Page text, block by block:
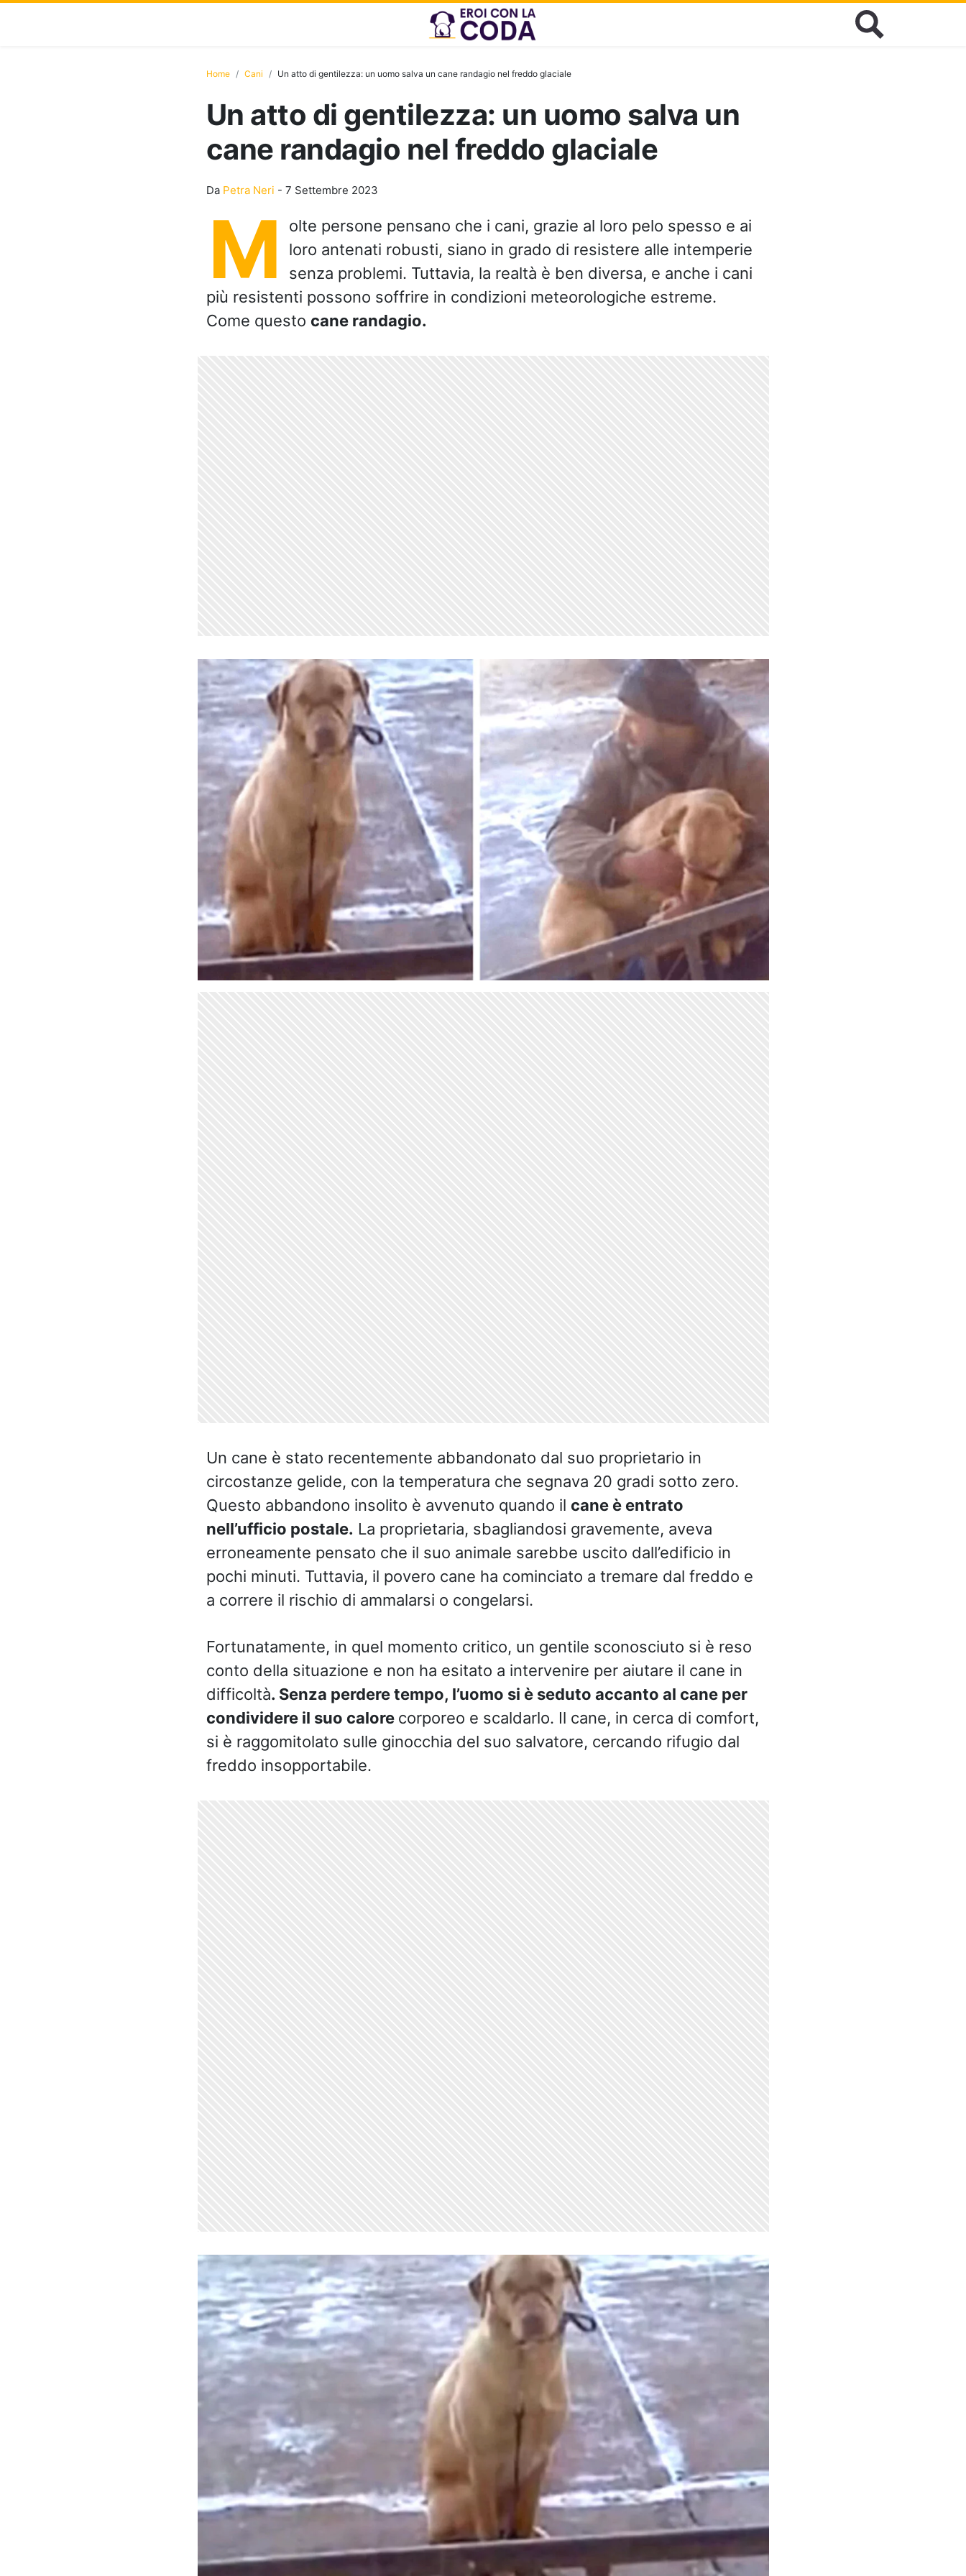
Home Cani Un atto di gentilezza: un uomo salva un cane randagio nel freddo glaciale
Un atto di gentilezza: un uomo salva un
cane randagio nel freddo glaciale
Da Petra Neri - 7 Settembre 2023
M
olte persone pensano che i cani, grazie al loro pelo spesso e ai
loro antenati robusti, siano in grado di resistere alle intemperie
senza problemi. Tuttavia, la realtà è ben diversa, e anche i cani
più resistenti possono soffrire in condizioni meteorologiche estreme.
Come questo cane randagio.
Un cane è stato recentemente abbandonato dal suo proprietario in
circostanze gelide, con la temperatura che segnava 20 gradi sotto zero.
Questo abbandono insolito è avvenuto quando il cane è entrato
nell’ufficio postale. La proprietaria, sbagliandosi gravemente, aveva
erroneamente pensato che il suo animale sarebbe uscito dall’edificio in
pochi minuti. Tuttavia, il povero cane ha cominciato a tremare dal freddo e
a correre il rischio di ammalarsi o congelarsi.
Fortunatamente, in quel momento critico, un gentile sconosciuto si è reso
conto della situazione e non ha esitato a intervenire per aiutare il cane in
difficoltà. Senza perdere tempo, l’uomo si è seduto accanto al cane per
condividere il suo calore corporeo e scaldarlo. Il cane, in cerca di comfort,
si è raggomitolato sulle ginocchia del suo salvatore, cercando rifugio dal
freddo insopportabile.